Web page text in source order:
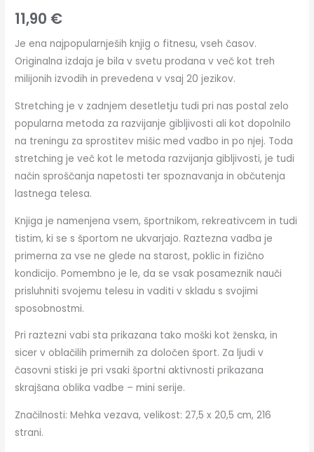
11,90 €
Je ena najpopularnješih knjig o fitnesu, vseh časov.
Originalna izdaja je bila v svetu prodana v več kot treh
milijonih izvodih in prevedena v vsaj 20 jezikov.
Stretching je v zadnjem desetletju tudi pri nas postal zelo
popularna metoda za razvijanje gibljivosti ali kot dopolnilo
na treningu za sprostitev mišic med vadbo in po njej. Toda
stretching je več kot le metoda razvijanja gibljivosti, je tudi
način sproščanja napetosti ter spoznavanja in občutenja
lastnega telesa.
Knjiga je namenjena vsem, športnikom, rekreativcem in tudi
tistim, ki se s športom ne ukvarjajo. Raztezna vadba je
primerna za vse ne glede na starost, poklic in fizično
kondicijo. Pomembno je le, da se vsak posameznik nauči
prisluhniti svojemu telesu in vaditi v skladu s svojimi
sposobnostmi.
Pri raztezni vabi sta prikazana tako moški kot ženska, in
sicer v oblačilih primernih za določen šport. Za ljudi v
časovni stiski je pri vsaki športni aktivnosti prikazana
skrajšana oblika vadbe – mini serije.
Značilnosti: Mehka vezava, velikost: 27,5 x 20,5 cm, 216
strani.